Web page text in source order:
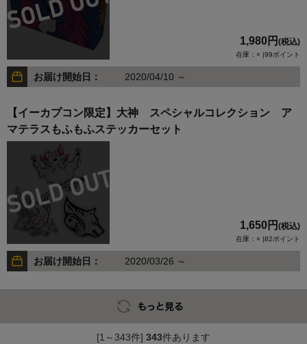
1,980円 (税込)
在庫：× |99ポイント
お届け開始日： 2020/04/10 ～
【イーカプコン限定】大神 スペシャルコレクション ア
マテラスもふもふステッカーセット
1,650円 (税込)
在庫：× |82ポイント
お届け開始日： 2020/03/26 ～
[1～343件] 343件あります